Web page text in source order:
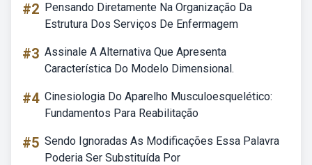
#2 Pensando Diretamente Na Organização Da
Estrutura Dos Serviços De Enfermagem
#3 Assinale A Alternativa Que Apresenta
Característica Do Modelo Dimensional.
#4 Cinesiologia Do Aparelho Musculoesquelético:
Fundamentos Para Reabilitação
#5 Sendo Ignoradas As Modificações Essa Palavra
Poderia Ser Substituída Por